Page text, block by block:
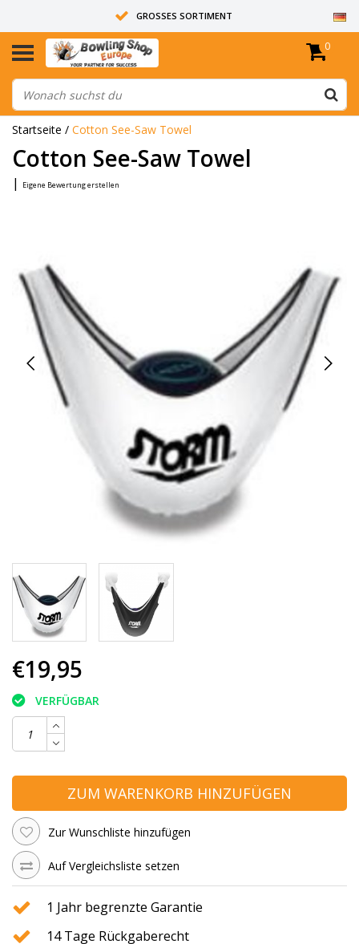
GROSSES SORTIMENT
14 TAGE RÜCKGABERECHT
ALLE BOWLINGKUGELN SIND UNGEBOHRT
0
Startseite / Cotton See-Saw Towel
Cotton See-Saw Towel
| Eigene Bewertung erstellen
€19,95
VERFÜGBAR
ZUM WARENKORB HINZUFÜGEN
Zur Wunschliste hinzufügen
Auf Vergleichsliste setzen
1 Jahr begrenzte Garantie
14 Tage Rückgaberecht